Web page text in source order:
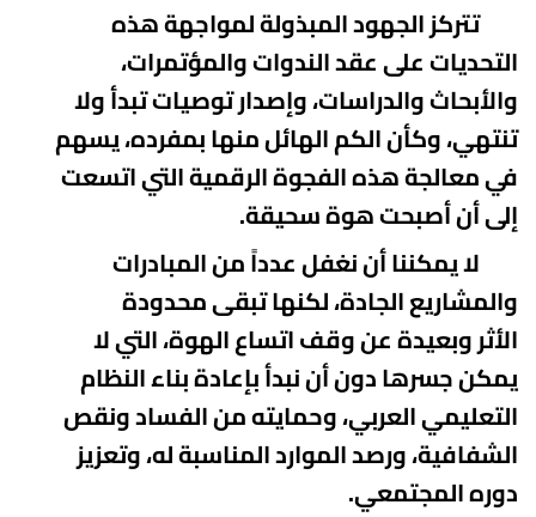
تتركز الجهود المبذولة لمواجهةهذه
التحديات على عقد الندوات والمؤتمرات،
والأبحاث والدراسات، وإصدار توصيات تبدأولا
تنتهي، وكأن الكم الهائل منها بمفرده، يسهم
في معالجة هذه الفجوة الرقميةالتي اتسعت
إلى أن أصبحت هوة سحيقة.
لا يمكننا أن نغفل عدداً من المبادرات
والمشاريع الجادة، لكنها تبقى محدودة
الأثروبعيدة عن وقف اتساع الهوة، التي لا
يمكن جسرهادون أن نبدأ بإعادة بناء النظام
التعليمي العربي، وحمايته من الفساد ونقص
الشفافية، ورصدالموارد المناسبة له، وتعزيز
دوره المجتمعي.